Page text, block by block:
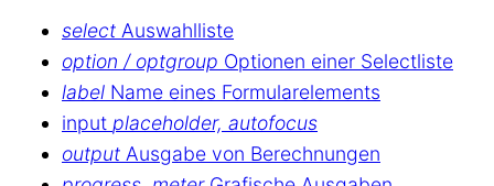
select Auswahlliste
option / optgroup Optionen einer Selectliste
label Name eines Formularelements
input placeholder, autofocus
output Ausgabe von Berechnungen